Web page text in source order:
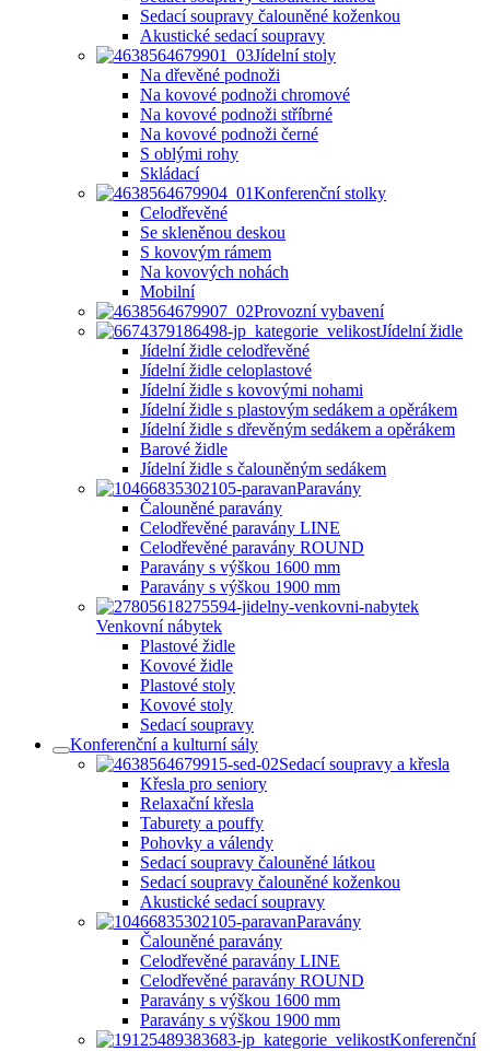
Sedací soupravy čalouněné koženkou
Akustické sedací soupravy
Jídelní stoly
Na dřevěné podnoži
Na kovové podnoži chromové
Na kovové podnoži stříbrné
Na kovové podnoži černé
S oblými rohy
Skládací
Konferenční stolky
Celodřevěné
Se skleněnou deskou
S kovovým rámem
Na kovových nohách
Mobilní
Provozní vybavení
Jídelní židle
Jídelní židle celodřevěné
Jídelní židle celoplastové
Jídelní židle s kovovými nohami
Jídelní židle s plastovým sedákem a opěrákem
Jídelní židle s dřevěným sedákem a opěrákem
Barové židle
Jídelní židle s čalouněným sedákem
Paravány
Čalouněné paravány
Celodřevěné paravány LINE
Celodřevěné paravány ROUND
Paravány s výškou 1600 mm
Paravány s výškou 1900 mm
Venkovní nábytek
Plastové židle
Kovové židle
Plastové stoly
Kovové stoly
Sedací soupravy
Konferenční a kulturní sály
Sedací soupravy a křesla
Křesla pro seniory
Relaxační křesla
Taburety a pouffy
Pohovky a válendy
Sedací soupravy čalouněné látkou
Sedací soupravy čalouněné koženkou
Akustické sedací soupravy
Paravány
Čalouněné paravány
Celodřevěné paravány LINE
Celodřevěné paravány ROUND
Paravány s výškou 1600 mm
Paravány s výškou 1900 mm
Konferenční